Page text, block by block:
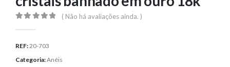
( Não há avaliações ainda. )
REF:20-703
Categoria:Anéis